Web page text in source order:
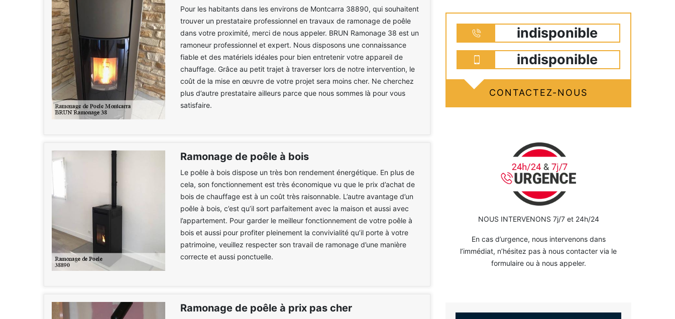
Pour les habitants dans les environs de Montcarra 38890, qui souhaitent
trouver un prestataire professionnel en travaux de ramonage de poêle
dans votre proximité, merci de nous appeler. BRUN Ramonage 38 est un
ramoneur professionnel et expert. Nous disposons une connaissance
fiable et des matériels idéales pour bien entretenir votre appareil de
chauffage. Grâce au petit trajet à traverser lors de notre intervention, le
coût de la mise en œuvre de votre projet sera moins cher. Ne cherchez
plus d’autre prestataire ailleurs parce que nous sommes là pour vous
satisfaire.
Ramonage de poêle à bois
Le poêle à bois dispose un très bon rendement énergétique. En plus de
cela, son fonctionnement est très économique vu que le prix d’achat de
bois de chauffage est à un coût très raisonnable. L’autre avantage d’un
poêle à bois, c’est qu’il sort parfaitement avec la maison et aussi avec
l’appartement. Pour garder le meilleur fonctionnement de votre poêle à
bois et aussi pour profiter pleinement la convivialité qu’il porte à votre
patrimoine, veuillez respecter son travail de ramonage d’une manière
correcte et aussi ponctuelle.
Ramonage de poêle à prix pas cher
indisponible
indisponible
CONTACTEZ-NOUS
NOUS INTERVENONS 7j/7 et 24h/24
En cas d’urgence, nous intervenons dans
l’immédiat, n’hésitez pas à nous contacter via le
formulaire ou à nous appeler.